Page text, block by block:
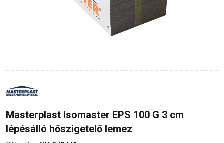
Masterplast Isomaster EPS 100 G 3 cm
lépésálló hőszigetelő lemez